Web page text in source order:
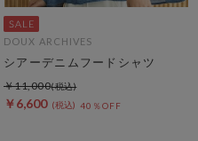
DOUX ARCHIVES
シアーデニムフードシャツ
￥6,600 40％OFF
￥11,000